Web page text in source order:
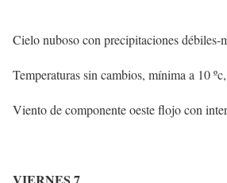
Cielo nuboso con precipitaciones débiles-
Temperaturas sin cambios, mínima a 10
Viento de componente oeste flojo con